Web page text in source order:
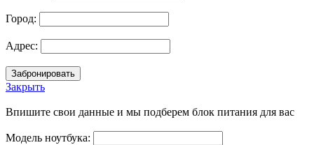
Город:
Адрес:
Закрыть
Впишите свои данные и мы подберем блок питания для вас
Модель ноутбука: